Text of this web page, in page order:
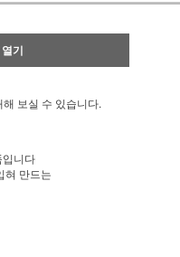
기
보실 수 있습니다.
니다
혀 만드는